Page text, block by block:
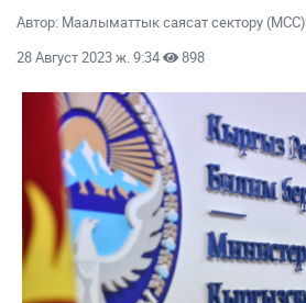
Автор: Маалыматтык саясат сектору (МСС)
28 Август 2023 ж. 9:34
898